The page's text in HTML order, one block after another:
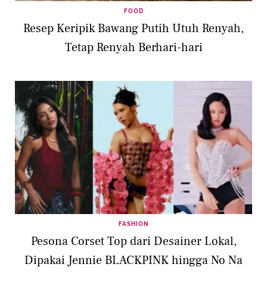
FOOD
Resep Keripik Bawang Putih Utuh Renyah,
Tetap Renyah Berhari-hari
FASHION
Pesona Corset Top dari Desainer Lokal,
Dipakai Jennie BLACKPINK hingga No Na